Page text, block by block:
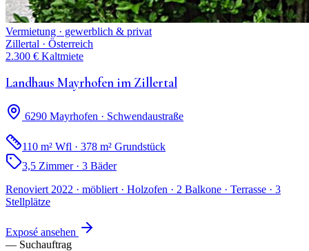
Vermietung · gewerblich & privat
Zillertal · Österreich
2.300 € Kaltmiete
Landhaus Mayrhofen im Zillertal
6290 Mayrhofen · Schwendaustraße
110 m² Wfl · 378 m² Grundstück
3,5 Zimmer · 3 Bäder
Renoviert 2022 · möbliert · Holzofen · 2 Balkone · Terrasse · 3
Stellplätze
Exposé ansehen
— Suchauftrag